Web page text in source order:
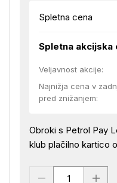
Spletna cena
Spletna akcijska
Veljavnost akcije:
Najnižja cena v
pred znižanjem:
Obroki s Petrol Pay
klub plačilno kartico